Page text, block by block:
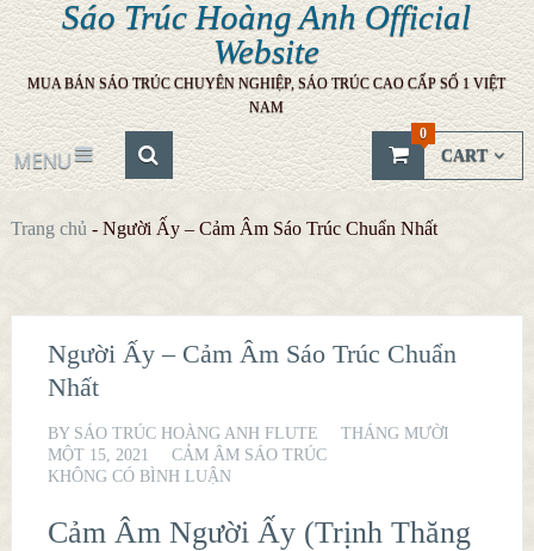
Sáo Trúc Hoàng Anh Official
Website
MUA BÁN SÁO TRÚC CHUYÊN NGHIỆP, SÁO TRÚC CAO CẤP SỐ 1 VIỆT
NAM
MENU CART
0
Trang chủ - Người Ấy – Cảm Âm Sáo Trúc Chuẩn Nhất
Người Ấy – Cảm Âm Sáo Trúc Chuẩn
Nhất
BY SÁO TRÚC HOÀNG ANH FLUTE
THÁNG MƯỜI
MỘT 15, 2021
CẢM ÂM SÁO TRÚC
KHÔNG CÓ BÌNH LUẬN
Cảm Âm Người Ấy (Trịnh Thăng